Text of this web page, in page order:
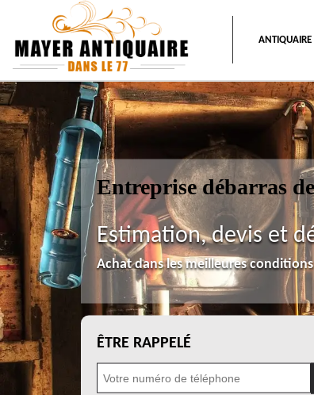
Entreprise débarras
Estimation, devis et
Achat dans les meilleures
ÊTRE RAPPELÉ